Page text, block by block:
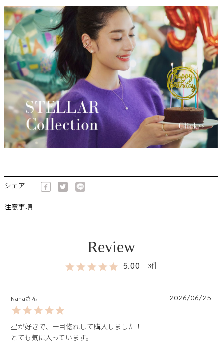
シェア
注意事項 ＋
5.00 3
Nana 2026/06/25
星が好きで、一目惚れして購入しました！
とても気に入っています。